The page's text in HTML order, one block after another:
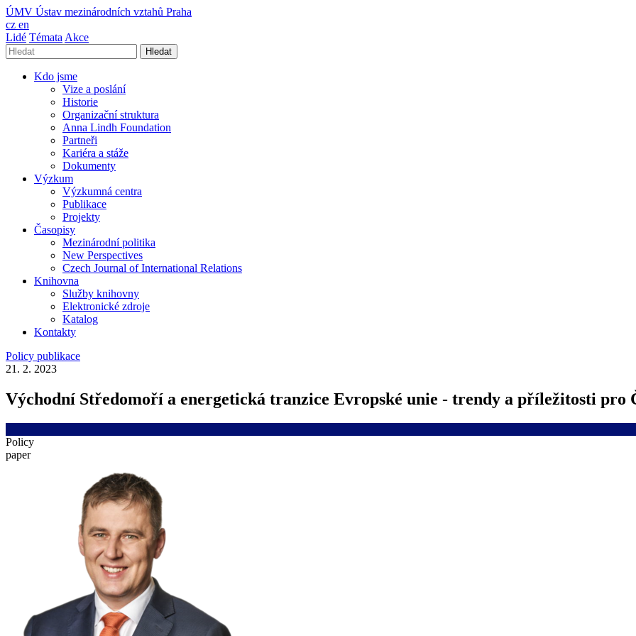
ÚMV Ústav mezinárodních vztahů Praha
cz en
Lidé Témata Akce
Hledat
Kdo jsme
Vize a poslání
Historie
Organizační struktura
Anna Lindh Foundation
Partneři
Kariéra a stáže
Dokumenty
Výzkum
Výzkumná centra
Publikace
Projekty
Časopisy
Mezinárodní politika
New Perspectives
Czech Journal of International Relations
Knihovna
Služby knihovny
Elektronické zdroje
Katalog
Kontakty
Policy publikace
21. 2. 2023
Východní Středomoří a energetická tranzice Evropské unie - trendy a příležitosti pro
Policy
paper